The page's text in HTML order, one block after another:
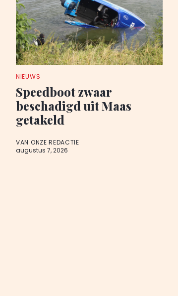
NIEUWS
Speedboot zwaar
beschadigd uit Maas
getakeld
VAN ONZE REDACTIE
augustus 7, 2026